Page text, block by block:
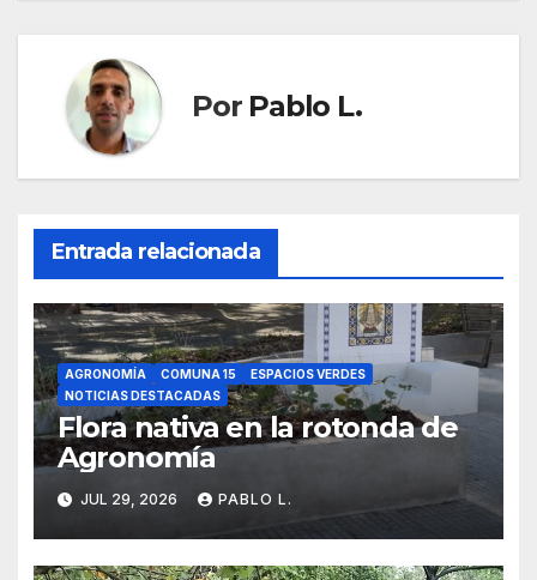
Por Pablo L.
Entrada relacionada
AGRONOMÍA COMUNA 15
ESPACIOS VERDES
NOTICIAS DESTACADAS
Flora nativa en la rotonda de
Agronomía
JUL 29, 2026 PABLO L.